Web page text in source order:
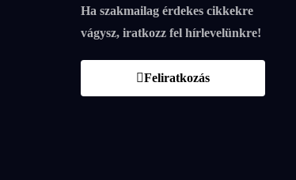
Ha szakmailag érdekes cikkekre
vágysz, iratkozz fel hírlevelünkre!
Feliratkozás